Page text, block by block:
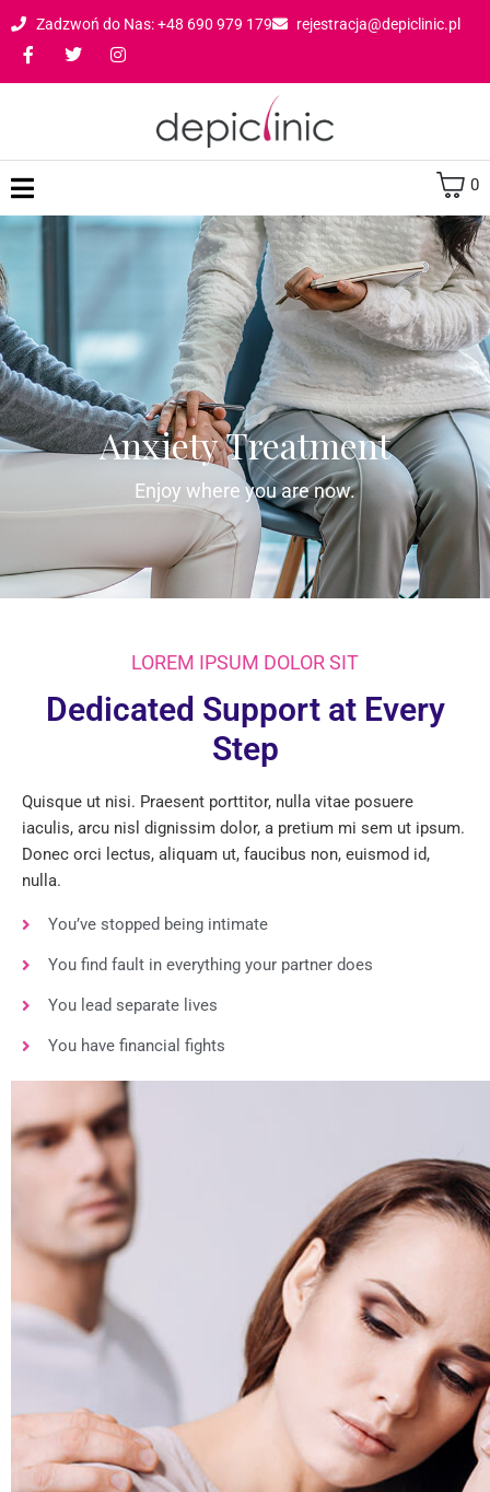
Zadzwoń do Nas: +48 690 979 179 rejestracja@depiclinic.pl
0
Anxiety Treatment
Enjoy where you are now.
LOREM IPSUM DOLOR SIT
Dedicated Support at Every
Step
Quisque ut nisi. Praesent porttitor, nulla vitae posuere
iaculis, arcu nisl dignissim dolor, a pretium mi sem ut ipsum.
Donec orci lectus, aliquam ut, faucibus non, euismod id,
nulla.
You’ve stopped being intimate
You find fault in everything your partner does
You lead separate lives
You have financial fights